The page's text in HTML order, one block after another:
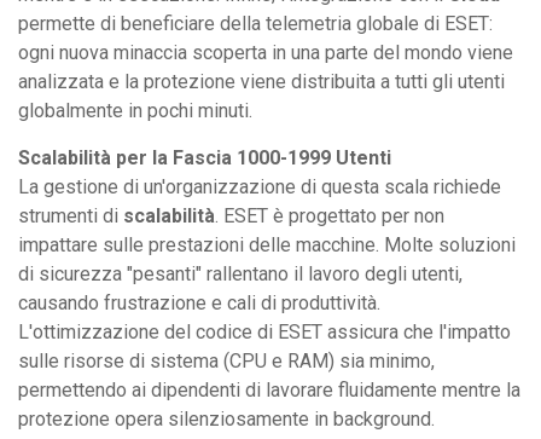
permette di beneficiare della telemetria globale di ESET:
ogni nuova minaccia scoperta in una parte del mondo viene
analizzata e la protezione viene distribuita a tutti gli utenti
globalmente in pochi minuti.
Scalabilità per la Fascia 1000-1999 Utenti
La gestione di un'organizzazione di questa scala richiede
strumenti di scalabilità. ESET è progettato per non
impattare sulle prestazioni delle macchine. Molte soluzioni
di sicurezza "pesanti" rallentano il lavoro degli utenti,
causando frustrazione e cali di produttività.
L'ottimizzazione del codice di ESET assicura che l'impatto
sulle risorse di sistema (CPU e RAM) sia minimo,
permettendo ai dipendenti di lavorare fluidamente mentre la
protezione opera silenziosamente in background.